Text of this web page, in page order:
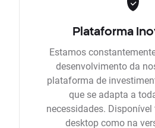
Plataforma
Estamos
desenvolvimento da
plataforma de
que se adapta a
necessidades.
desktop como na